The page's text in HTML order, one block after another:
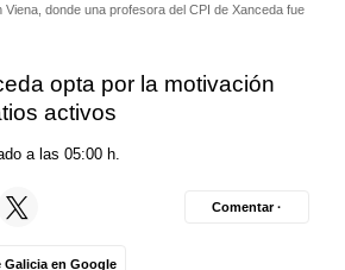
donde una profesora del CPI de Xanceda fue
opta por la motivación
activos
a las 05:00 h.
Galicia en Google
Comentar ·